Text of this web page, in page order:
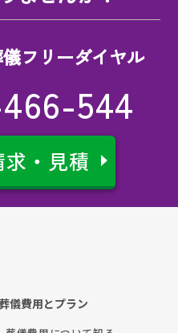
フリーダイヤル
544
・見積
儀費用とプラン